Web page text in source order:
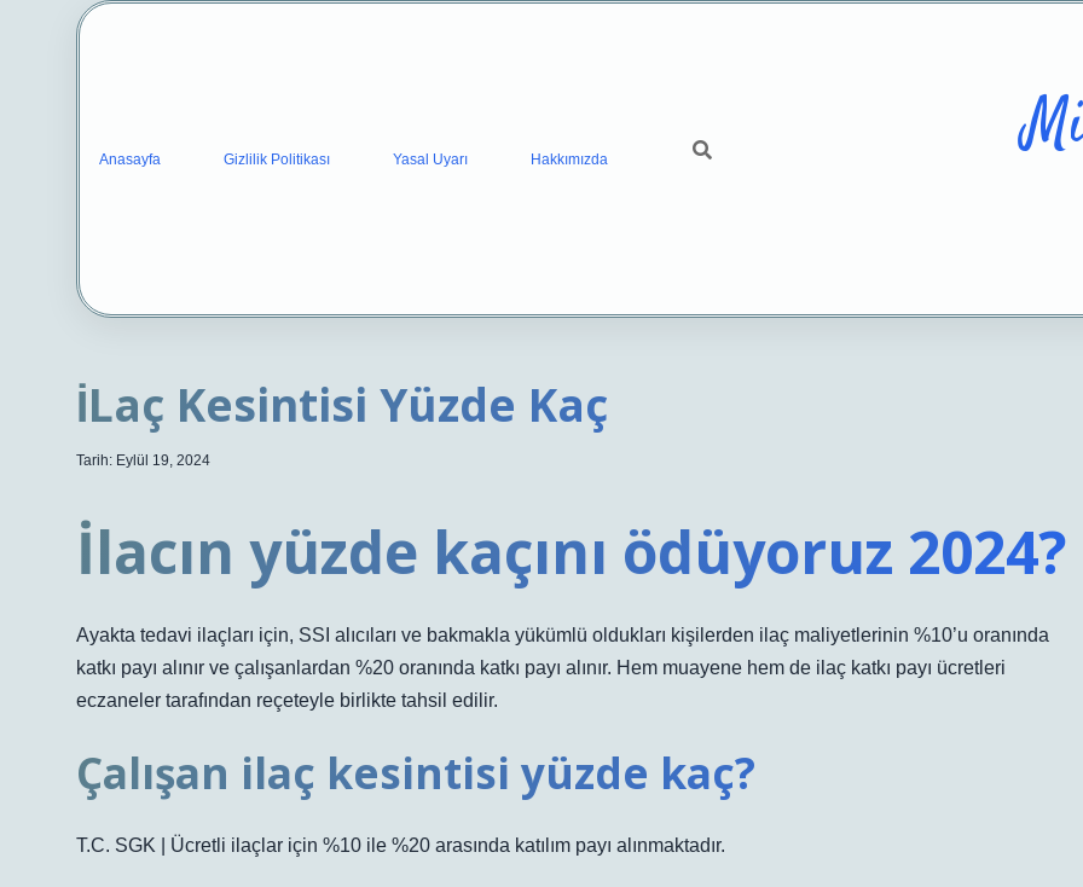
Anasayfa Gizlilik Politikası Yasal Uyarı Hakkımızda
İLaç Kesintisi Yüzde Kaç
Tarih: Eylül 19, 2024
İlacın yüzde kaçını ödüyoruz 2024?
Ayakta tedavi ilaçları için, SSI alıcıları ve bakmakla yükümlü oldukları kişilerden ilaç maliyetlerinin %10’u oranında
katkı payı alınır ve çalışanlardan %20 oranında katkı payı alınır. Hem muayene hem de ilaç katkı payı ücretleri
eczaneler tarafından reçeteyle birlikte tahsil edilir.
Çalışan ilaç kesintisi yüzde kaç?
T.C. SGK | Ücretli ilaçlar için %10 ile %20 arasında katılım payı alınmaktadır.